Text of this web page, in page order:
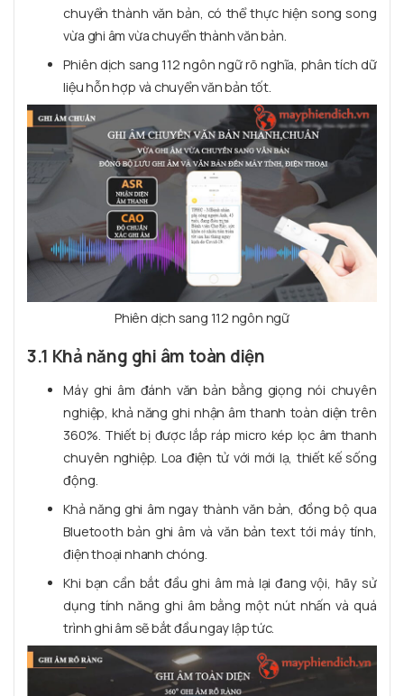
chuyển thành văn bản, có thể thực hiện song song
vừa ghi âm vừa chuyển thành văn bản.
Phiên dịch sang 112 ngôn ngữ rõ nghĩa, phân tích dữ
liệu hỗn hợp và chuyển văn bản tốt.
Phiên dịch sang 112 ngôn ngữ
3.1 Khả năng ghi âm toàn diện
Máy ghi âm đánh văn bản bằng giọng nói chuyên
nghiệp, khả năng ghi nhận âm thanh toàn diện trên
360%. Thiết bị được lắp ráp micro kép lọc âm thanh
chuyên nghiệp. Loa điện tử với mới lạ, thiết kế sống
động.
Khả năng ghi âm ngay thành văn bản, đồng bộ qua
Bluetooth bản ghi âm và văn bản text tới máy tính,
điện thoại nhanh chóng.
Khi bạn cần bắt đầu ghi âm mà lại đang vội, hãy sử
dụng tính năng ghi âm bằng một nút nhấn và quá
trình ghi âm sẽ bắt đầu ngay lập tức.